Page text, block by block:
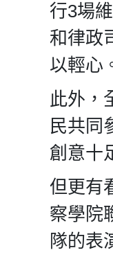
行3場
和律政
以輕心
此外，
民共同
創意十
但更有
察學院
隊的表